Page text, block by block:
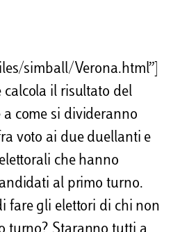
simball/Verona.html”]
il risultato del
come si divideranno
voto ai due duellanti e
che hanno
al primo turno.
fare gli elettori di chi non